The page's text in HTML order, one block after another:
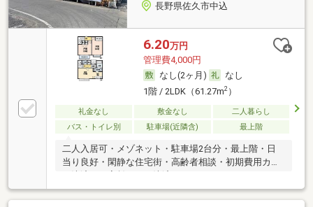
長野県佐久市中込
6.20万円
管理費4,000円
なし(2ヶ月)
なし
1階 / 2LDK（61.27m2）
礼金なし 敷金なし
二人暮らし
バス・トイレ別
駐車場(近隣含) 最上階
二人入居可・メゾネット・駐車場2台分・最上階・日
当り良好・閑静な住宅街・高齢者相談・初期費用カー
ド決済可・家賃カード決済可